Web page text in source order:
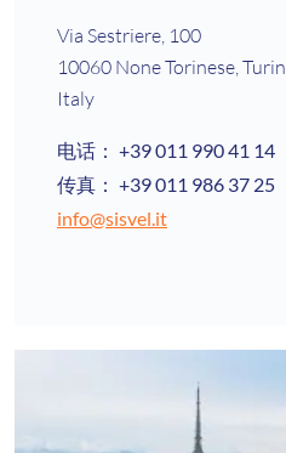
Via Sestriere, 100
10060 None Torinese, Turin
Italy
电话： +39 011 990 41 14
传真： +39 011 986 37 25
info@sisvel.it